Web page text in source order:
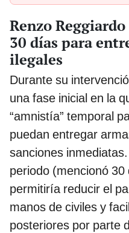
Renzo
30 días para
ilegales
Durante su
una fase inicial en la
“amnistía” temporal
puedan entregar
sanciones
periodo (mencionó
permitiría reducir el
manos de civiles y
posteriores por parte